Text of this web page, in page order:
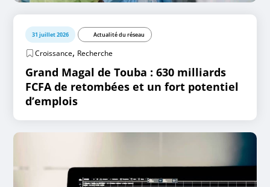
31 juillet 2026 Actualité du réseau
Croissance, Recherche
Grand Magal de Touba : 630 milliards
FCFA de retombées et un fort potentiel
d’emplois